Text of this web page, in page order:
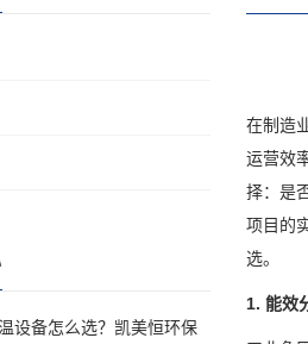
在制造
运营效
择：是
项目的
选。
1. 能效
设备怎么选？凯美恒环保